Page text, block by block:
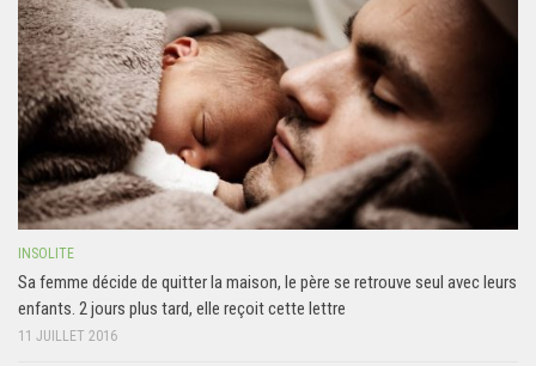
INSOLITE
Sa femme décide de quitter la maison, le père se retrouve seul avec leurs
enfants. 2 jours plus tard, elle reçoit cette lettre
11 JUILLET 2016